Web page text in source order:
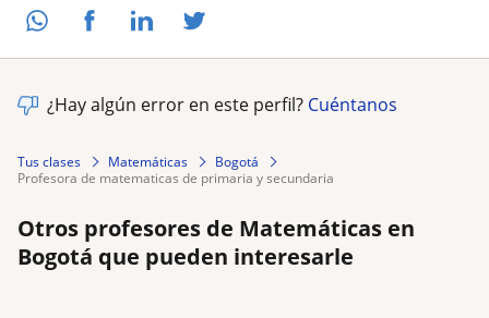
¿Hay algún error en este perfil? Cuéntanos
Tus clases Matemáticas
Bogotá
profesora de matematicas de primaria y secundaria
Otros profesores de Matemáticas en
Bogotá que pueden interesarle